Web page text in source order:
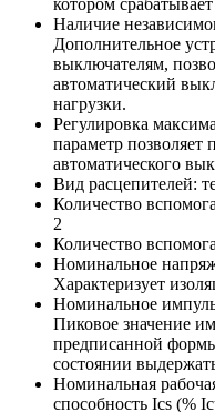
котором
Наличие
Дополнительное
выключателям,
автоматический
нагрузки.
Регулировка
параметр позволяет
автоматического
Вид расцепителей:
Количество
2
Количество
Номинальное
Характеризует
Номинальное
Пиковое значение
предписанной
состоянии
Номинальная
способность Ics (%